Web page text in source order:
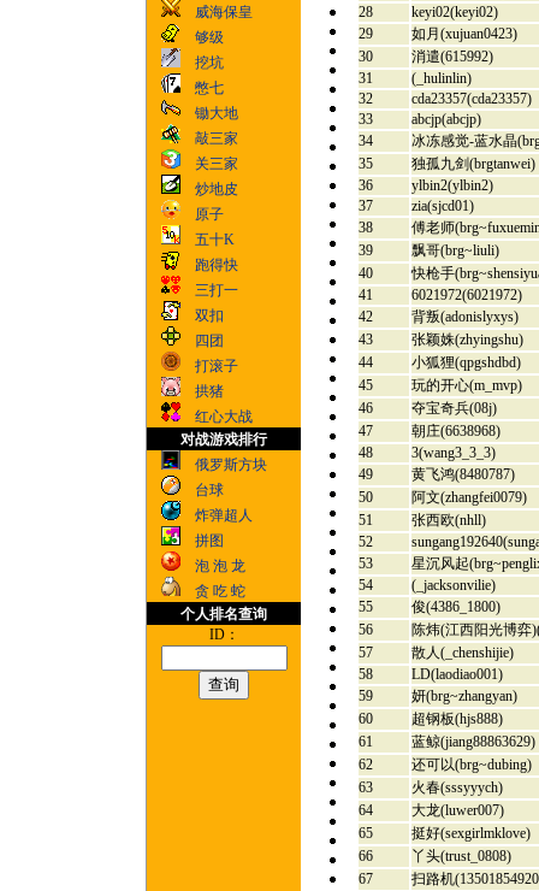
威海保皇
够级
挖坑
憋七
锄大地
敲三家
关三家
炒地皮
原子
五十K
跑得快
三打一
双扣
四团
打滚子
拱猪
红心大战
对战游戏排行
俄罗斯方块
台球
炸弹超人
拼图
泡 泡 龙
贪 吃 蛇
个人排名查询
ID：
28
keyi02(keyi02)
29
如月(xujuan0423)
30
消遣(615992)
31
(_hulinlin)
32
cda23357(cda23357)
33
abcjp(abcjp)
34
冰冻感觉-蓝水晶
35
独孤九剑(brgtanwei)
36
ylbin2(ylbin2)
37
zia(sjcd01)
38
傅老师
39
飘哥(brg~liuli)
40
快枪手
41
6021972(6021972)
42
背叛(adonislyxys)
43
张颖姝(zhyingshu)
44
小狐狸(qpgshdbd)
45
玩的开心(m_mvp)
46
夺宝奇兵(08j)
47
朝庄(6638968)
48
3(wang3_3_3)
49
黄飞鸿(8480787)
50
阿文(zhangfei0079)
51
张西欧(nhll)
52
53
星沉风起
54
(_jacksonvilie)
55
俊(4386_1800)
56
陈炜(江西阳光博弈
57
散人(_chenshijie)
58
LD(laodiao001)
59
妍(brg~zhangyan)
60
超钢板(hjs888)
61
蓝鲸(jiang88863629)
62
还可以(brg~dubing)
63
火春(sssyyych)
64
大龙(luwer007)
65
挺好(sexgirlmklove)
66
丫头(trust_0808)
67
扫路机